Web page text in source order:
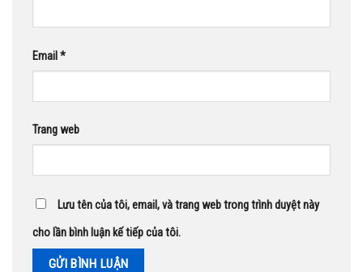
Email *
Trang web
Lưu tên của tôi, email, và trang web trong trình duyệt này
cho lần bình luận kế tiếp của tôi.